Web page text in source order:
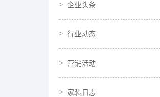
企业头条
行业动态
营销活动
家装日志